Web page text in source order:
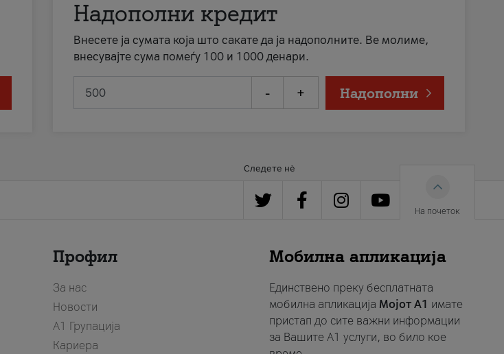
Надополни кредит
Внесете ја сумата која што сакате да ја надополните. Ве молиме,
внесувајте сума помеѓу 100 и 1000 денари.
- + Надополни
Следете нè
На почеток
Профил
За нас
Новости
А1 Групација
Кариера
Мобилна апликација
Единствено преку бесплатната
мобилна апликација Мојот A1 имате
пристап до сите важни информации
за Вашите A1 услуги, во било кое